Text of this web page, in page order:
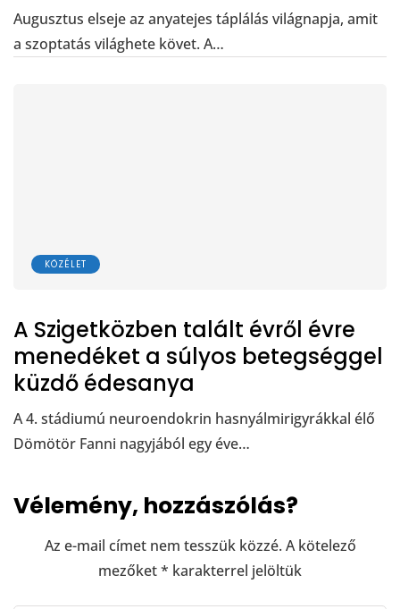
Augusztus elseje az anyatejes táplálás világnapja, amit
a szoptatás világhete követ. A…
KÖZÉLET
A Szigetközben talált évről évre
menedéket a súlyos betegséggel
küzdő édesanya
A 4. stádiumú neuroendokrin hasnyálmirigyrákkal élő
Dömötör Fanni nagyjából egy éve…
Vélemény, hozzászólás?
Az e-mail címet nem tesszük közzé. A kötelező
mezőket* karakterrel jelöltük